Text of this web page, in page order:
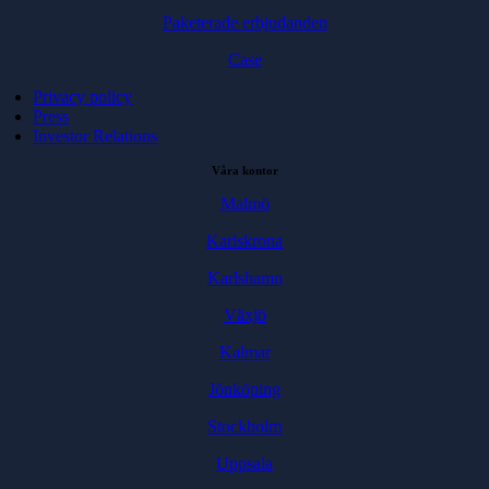
Paketerade erbjudanden
Case
Privacy policy
Press
Investor Relations
Våra kontor
Malmö
Karlskrona
Karlshamn
Växjö
Kalmar
Jönköping
Stockholm
Uppsala